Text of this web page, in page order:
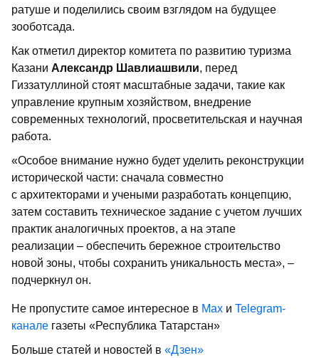
ратуше и поделились своим взглядом на будущее
зооботсада.
Как отметил директор комитета по развитию туризма
Казани Александр Шавлиашвили, перед
Гиззатуллиной стоят масштабные задачи, такие как
управление крупным хозяйством, внедрение
современных технологий, просветительская и научная
работа.
«Особое внимание нужно будет уделить реконструкции
исторической части: сначала совместно
с архитекторами и учеными разработать концепцию,
затем составить техническое задание с учетом лучших
практик аналогичных проектов, а на этапе
реализации – обеспечить бережное строительство
новой зоны, чтобы сохранить уникальность места», –
подчеркнул он.
Не пропустите самое интересное в Max и Telegram-
канале газеты «Республика Татарстан»
Больше статей и новостей в «Дзен»